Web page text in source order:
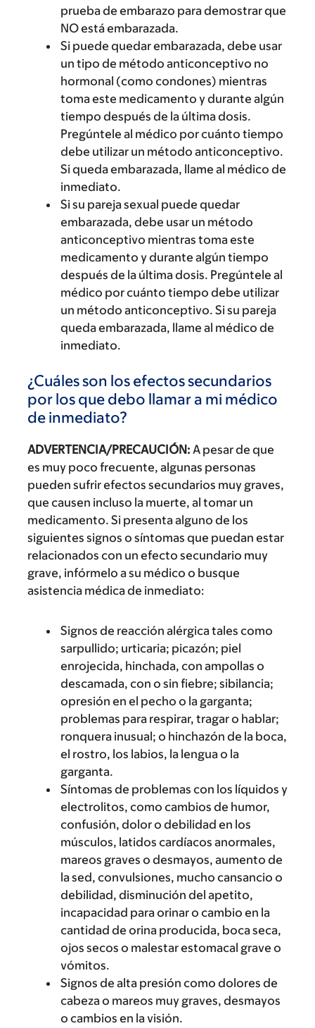
prueba de embarazo para demostrar que
NO está embarazada.
Si puede quedar embarazada, debe usar
un tipo de método anticonceptivo no
hormonal (como condones) mientras
toma este medicamento y durante algún
tiempo después de la última dosis.
Pregúntele al médico por cuánto tiempo
debe utilizar un método anticonceptivo.
Si queda embarazada, llame al médico de
inmediato.
Si su pareja sexual puede quedar
embarazada, debe usar un método
anticonceptivo mientras toma este
medicamento y durante algún tiempo
después de la última dosis. Pregúntele al
médico por cuánto tiempo debe utilizar
un método anticonceptivo. Si su pareja
queda embarazada, llame al médico de
inmediato.
¿Cuáles son los efectos secundarios
por los que debo llamar a mi médico
de inmediato?
ADVERTENCIA/PRECAUCIÓN: A pesar de que
es muy poco frecuente, algunas personas
pueden sufrir efectos secundarios muy graves,
que causen incluso la muerte, al tomar un
medicamento. Si presenta alguno de los
siguientes signos o síntomas que puedan estar
relacionados con un efecto secundario muy
grave, infórmelo a su médico o busque
asistencia médica de inmediato:
Signos de reacción alérgica tales como
sarpullido; urticaria; picazón; piel
enrojecida, hinchada, con ampollas o
descamada, con o sin fiebre; sibilancia;
opresión en el pecho o la garganta;
problemas para respirar, tragar o hablar;
ronquera inusual; o hinchazón de la boca,
el rostro, los labios, la lengua o la
garganta.
Síntomas de problemas con los líquidos y
electrolitos, como cambios de humor,
confusión, dolor o debilidad en los
músculos, latidos cardíacos anormales,
mareos graves o desmayos, aumento de
la sed, convulsiones, mucho cansancio o
debilidad, disminución del apetito,
incapacidad para orinar o cambio en la
cantidad de orina producida, boca seca,
ojos secos o malestar estomacal grave o
vómitos.
Signos de alta presión como dolores de
cabeza o mareos muy graves, desmayos
o cambios en la visión.